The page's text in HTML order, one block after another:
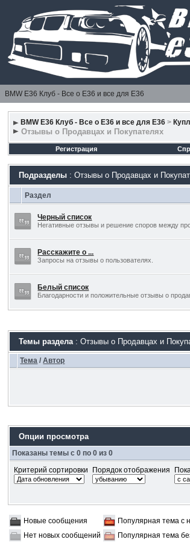
BMW E36 Клуб - Все о Е36 и все для Е36
BMW E36 Клуб - Все о Е36 и все для Е36 >
Отзывы о Продавцах и Покупателях
Регистрация
Подразделы : Отзывы о Продавцах и
Раздел
Черный список
Негативные отзывы и решение споров между
Расскажите о ...
Запросы на отзывы о пользователях.
Белый список
Благодарности и положительные отзывы о
Темы раздела: Отзывы о Продавцах и
Тема /Автор
Опции просмотра
Показаны темы с 0 по 0 из 0
Критерий сортировки
Порядок отображения
Новые сообщения
Популярная тема с
Нет новых сообщений
Популярная тема